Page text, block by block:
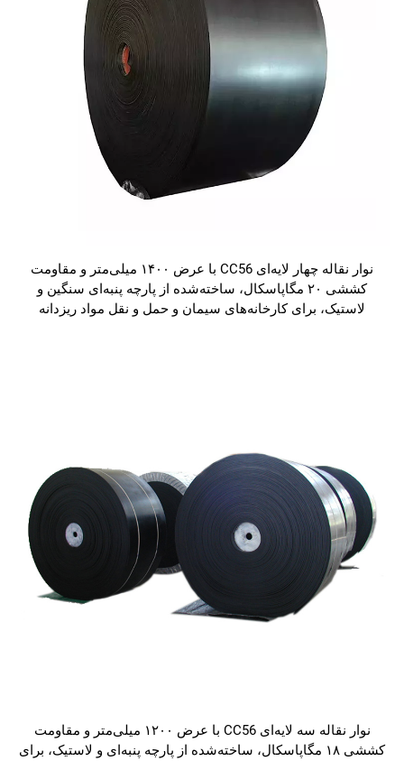
نوار نقاله چهار لایه‌ای CC56 با عرض ۱۴۰۰ میلی‌متر و مقاومت
کششی ۲۰ مگاپاسکال، ساخته‌شده از پارچه پنبه‌ای سنگین و
لاستیک، برای کارخانه‌های سیمان و حمل و نقل مواد ریزدانه
نوار نقاله سه لایه‌ای CC56 با عرض ۱۲۰۰ میلی‌متر و مقاومت
کششی ۱۸ مگاپاسکال، ساخته‌شده از پارچه پنبه‌ای و لاستیک، برای